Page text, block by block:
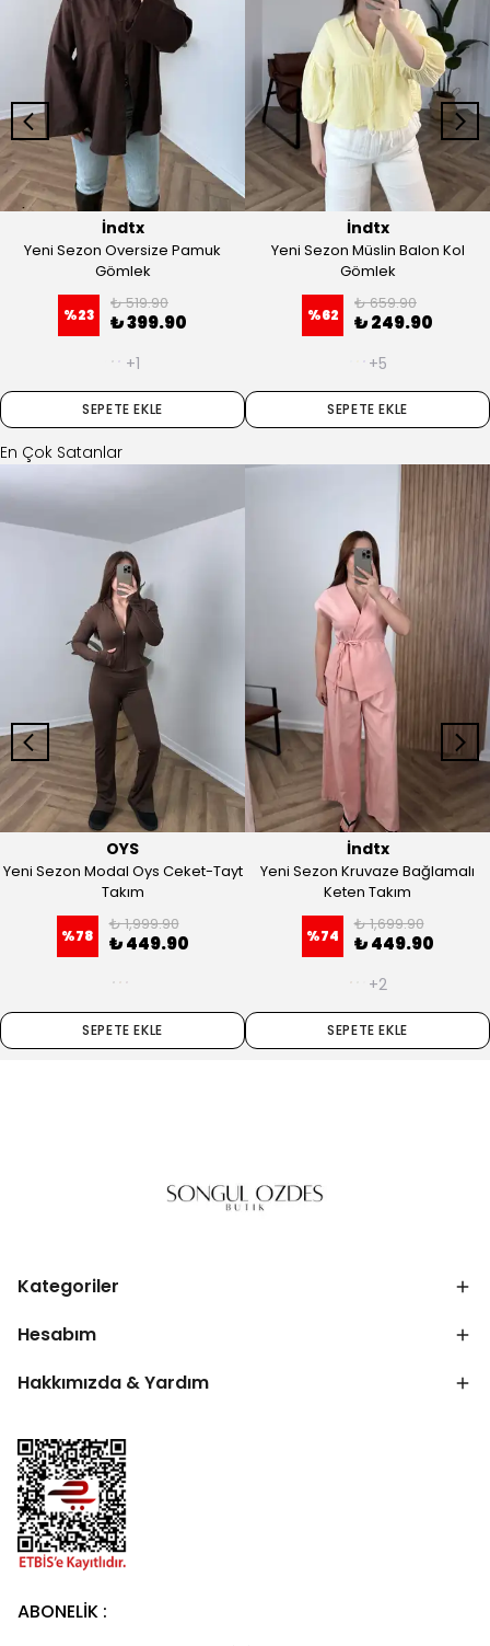
İndtx
Yeni Sezon Oversize Pamuk
Gömlek
%23 ₺ 399.90
SEPETE EKLE
İndtx
Yeni Sezon Müslin Balon Kol
Gömlek
%62 ₺ 249.90
SEPETE EKLE
En Çok Satanlar
OYS
Yeni Sezon Modal Oys Ceket-Tayt
Takım
%78 ₺ 449.90
SEPETE EKLE
İndtx
Yeni Sezon Kruvaze Bağlamalı
Keten Takım
%74 ₺ 449.90
SEPETE EKLE
Kategoriler
Hesabım
Hakkımızda & Yardım
ABONELİK :